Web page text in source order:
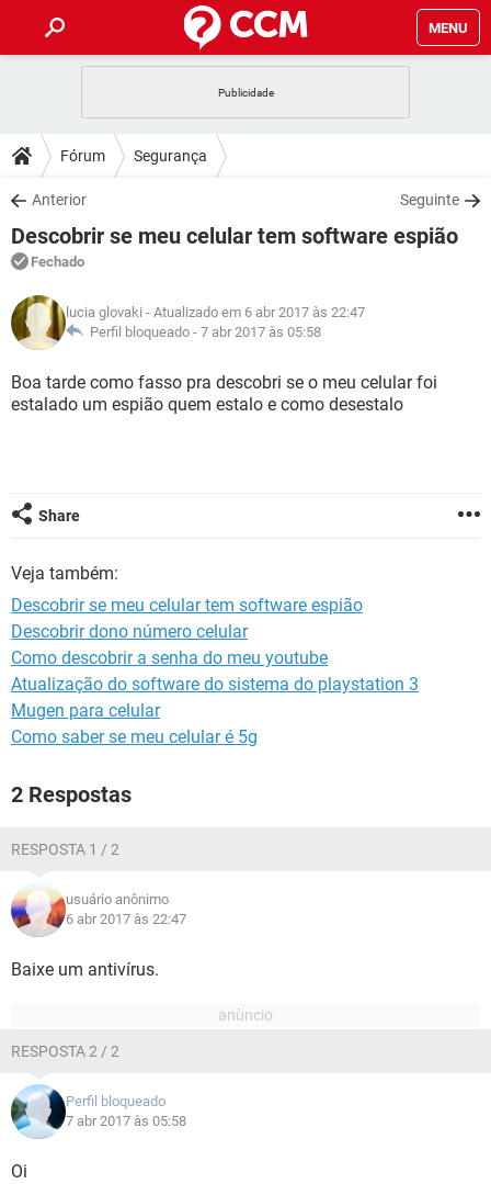
MENU
CELULAR
OUTLOOK
INSTAGRAM GMAIL
GUIA DE COMPRAS
DICAS
JOGOS
OUTLOOK
INSTAGRAM
GUIA DE COMPRAS
DOWNLOADS
JOGOS WHATSAPP
CELULAR
OUTLOOK EXCEL
INSTAGRAM
GUIA DE COMPRAS
FÓRUM
JOGOS
CELULAR FACEBOOK
INSTAGRAM GMAIL
GLOSSÁRIO
JOGOS
CELULAR FACEBOOK
Fórum Segurança
Anterior Seguinte
Descobrir se meu celular tem software espião
Fechado
lucia glovaki - Atualizado em 6 abr 2017 às 22:47
Perfil bloqueado - 7 abr 2017 às 05:58
Boa tarde como fasso pra descobri se o meu celular foi
estalado um espião quem estalo e como desestalo
Share
Veja também:
Descobrir se meu celular tem software espião
Descobrir dono número celular
Como descobrir a senha do meu youtube
Atualização do software do sistema do playstation 3
Mugen para celular
Como saber se meu celular é 5g
2 Respostas
RESPOSTA 1 / 2
usuário anônimo
6 abr 2017 às 22:47
Baixe um antivírus.
RESPOSTA 2 / 2
Perfil bloqueado
7 abr 2017 às 05:58
Oi